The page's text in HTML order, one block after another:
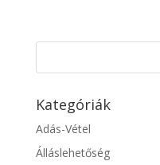
Kategóriák
Adás-Vétel
Álláslehetőség